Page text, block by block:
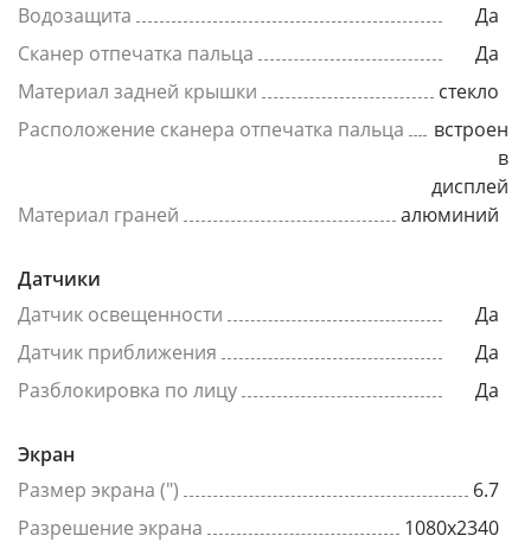
Водозащита
Да
Сканер отпечатка пальца
Да
Материал задней крышки
стекло
Расположение сканера отпечатка пальца
встроен
в
дисплей
Материал граней
алюминий
Датчики
Датчик освещенности
Да
Датчик приближения
Да
Разблокировка по лицу
Да
Экран
Размер экрана (")
6.7
Разрешение экрана
1080x2340